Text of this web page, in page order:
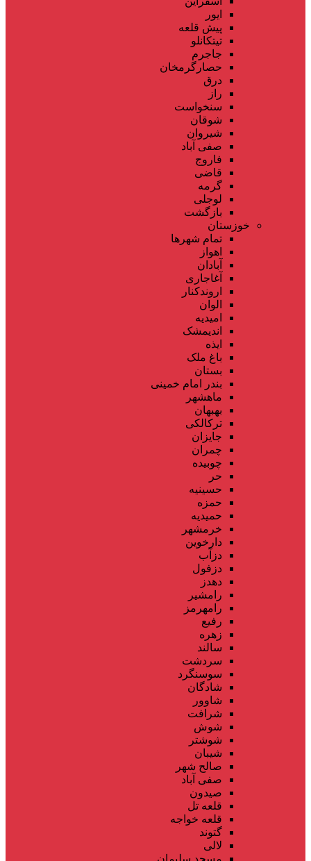
ایور
پیش قلعه
تیتکانلو
جاجرم
حصارگرمخان
درق
راز
سنخواست
شوقان
شیروان
صفی آباد
فاروج
قاضی
گرمه
لوجلی
بازگشت
خوزستان
تمام شهر‌ها
اهواز
آبادان
آغاجاری
اروندکنار
الوان
امیدیه
اندیمشک
ایذه
باغ ملک
بستان
بندر امام خمینی
ماهشهر
بهبهان
ترکالکی
جایزان
چمران
چوبیده
حر
حسینیه
حمزه
حمیدیه
خرمشهر
دارخوین
دزآب
دزفول
دهدز
رامشیر
رامهرمز
رفیع
زهره
سالند
سردشت
سوسنگرد
شادگان
شاوور
شرافت
شوش
شوشتر
شیبان
صالح شهر
صفی آباد
صیدون
قلعه تل
قلعه خواجه
گتوند
لالی
مسجد سلیمان